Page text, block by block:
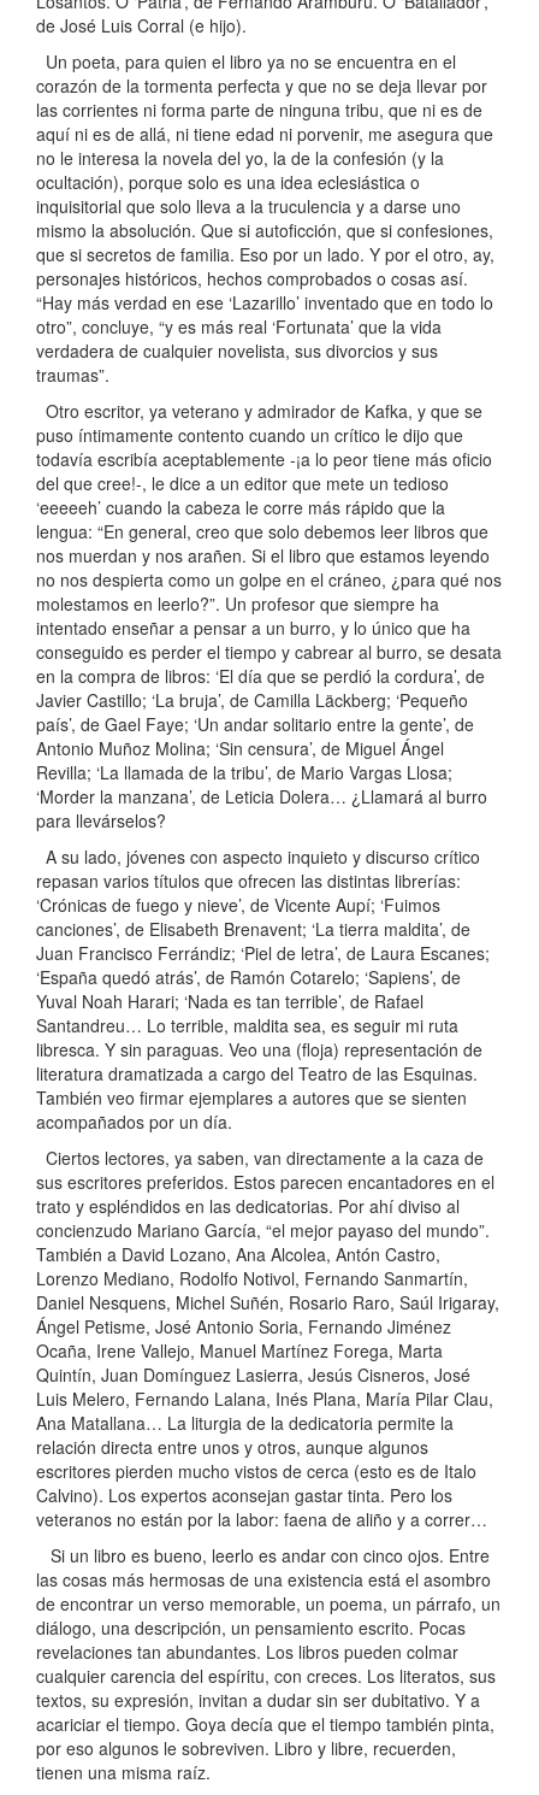
de José Luis Corral (e hijo).
Un poeta, para quien el libro ya no se encuentra en el
corazón de la tormenta perfecta y que no se deja llevar por
las corrientes ni forma parte de ninguna tribu, que ni es de
aquí ni es de allá, ni tiene edad ni porvenir, me asegura que
no le interesa la novela del yo, la de la confesión (y la
ocultación), porque solo es una idea eclesiástica o
inquisitorial que solo lleva a la truculencia y a darse uno
mismo la absolución. Que si autoficción, que si confesiones,
que si secretos de familia. Eso por un lado. Y por el otro, ay,
personajes históricos, hechos comprobados o cosas así.
“Hay más verdad en ese ‘Lazarillo’ inventado que en todo lo
otro”, concluye, “y es más real ‘Fortunata’ que la vida
verdadera de cualquier novelista, sus divorcios y sus
traumas”.
Otro escritor, ya veterano y admirador de Kafka, y que se
puso íntimamente contento cuando un crítico le dijo que
todavía escribía aceptablemente -¡a lo peor tiene más oficio
del que cree!-, le dice a un editor que mete un tedioso
‘eeeeeh’ cuando la cabeza le corre más rápido que la
lengua: “En general, creo que solo debemos leer libros que
nos muerdan y nos arañen. Si el libro que estamos leyendo
no nos despierta como un golpe en el cráneo, ¿para qué nos
molestamos en leerlo?”. Un profesor que siempre ha
intentado enseñar a pensar a un burro, y lo único que ha
conseguido es perder el tiempo y cabrear al burro, se desata
en la compra de libros: ‘El día que se perdió la cordura’, de
Javier Castillo; ‘La bruja’, de Camilla Läckberg; ‘Pequeño
país’, de Gael Faye; ‘Un andar solitario entre la gente’, de
Antonio Muñoz Molina; ‘Sin censura’, de Miguel Ángel
Revilla; ‘La llamada de la tribu’, de Mario Vargas Llosa;
‘Morder la manzana’, de Leticia Dolera… ¿Llamará al burro
para llevárselos?
A su lado, jóvenes con aspecto inquieto y discurso crítico
repasan varios títulos que ofrecen las distintas librerías:
‘Crónicas de fuego y nieve’, de Vicente Aupí; ‘Fuimos
canciones’, de Elisabeth Brenavent; ‘La tierra maldita’, de
Juan Francisco Ferrándiz; ‘Piel de letra’, de Laura Escanes;
‘España quedó atrás’, de Ramón Cotarelo; ‘Sapiens’, de
Yuval Noah Harari; ‘Nada es tan terrible’, de Rafael
Santandreu… Lo terrible, maldita sea, es seguir mi ruta
libresca. Y sin paraguas. Veo una (floja) representación de
literatura dramatizada a cargo del Teatro de las Esquinas.
También veo firmar ejemplares a autores que se sienten
acompañados por un día.
Ciertos lectores, ya saben, van directamente a la caza de
sus escritores preferidos. Estos parecen encantadores en el
trato y espléndidos en las dedicatorias. Por ahí diviso al
concienzudo Mariano García, “el mejor payaso del mundo”.
También a David Lozano, Ana Alcolea, Antón Castro,
Lorenzo Mediano, Rodolfo Notivol, Fernando Sanmartín,
Daniel Nesquens, Michel Suñén, Rosario Raro, Saúl Irigaray,
Ángel Petisme, José Antonio Soria, Fernando Jiménez
Ocaña, Irene Vallejo, Manuel Martínez Forega, Marta
Quintín, Juan Domínguez Lasierra, Jesús Cisneros, José
Luis Melero, Fernando Lalana, Inés Plana, María Pilar Clau,
Ana Matallana… La liturgia de la dedicatoria permite la
relación directa entre unos y otros, aunque algunos
escritores pierden mucho vistos de cerca (esto es de Italo
Calvino). Los expertos aconsejan gastar tinta. Pero los
veteranos no están por la labor: faena de aliño y a correr…
Si un libro es bueno, leerlo es andar con cinco ojos. Entre
las cosas más hermosas de una existencia está el asombro
de encontrar un verso memorable, un poema, un párrafo, un
diálogo, una descripción, un pensamiento escrito. Pocas
revelaciones tan abundantes. Los libros pueden colmar
cualquier carencia del espíritu, con creces. Los literatos, sus
textos, su expresión, invitan a dudar sin ser dubitativo. Y a
acariciar el tiempo. Goya decía que el tiempo también pinta,
por eso algunos le sobreviven. Libro y libre, recuerden,
tienen una misma raíz.